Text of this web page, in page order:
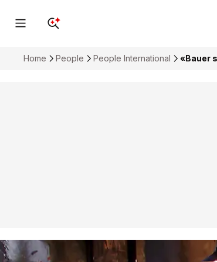
Home People People International «Bauer